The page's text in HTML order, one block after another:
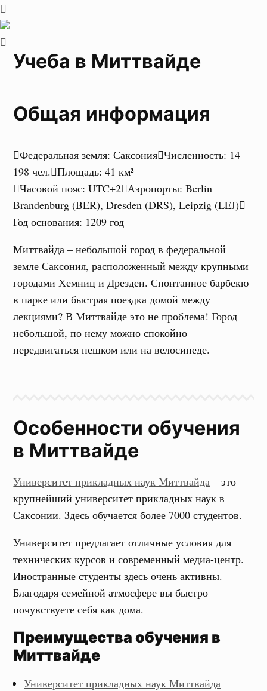
Учеба в Миттвайде
Общая информация
Федеральная земля:Саксония Численность: 14
198 чел. Площадь:41 км²
Часовой пояс:UTC+2 Аэропорты:Berlin
Brandenburg (BER), Dresden (DRS), Leipzig (LEJ)
Год основания: 1209 год
Миттвайда – небольшой город в федеральной
земле Саксония, расположенный между крупными
городами Хемниц и Дрезден. Спонтанное барбекю
в парке или быстрая поездка домой между
лекциями? В Миттвайде это не проблема! Город
небольшой, по нему можно спокойно
передвигаться пешком или на велосипеде.
Особенности обучения
в Миттвайде
Университет прикладных наук Миттвайда – это
крупнейший университет прикладных наук в
Саксонии. Здесь обучается более 7000 студентов.
Университет предлагает отличные условия для
технических курсов и современный медиа-центр.
Иностранные студенты здесь очень активны.
Благодаря семейной атмосфере вы быстро
почувствуете себя как дома.
Преимущества обучения в
Миттвайде
Университет прикладных наук Миттвайда